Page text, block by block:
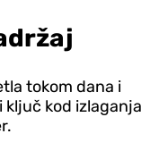
tokom dana i
ključ kod izlaganja